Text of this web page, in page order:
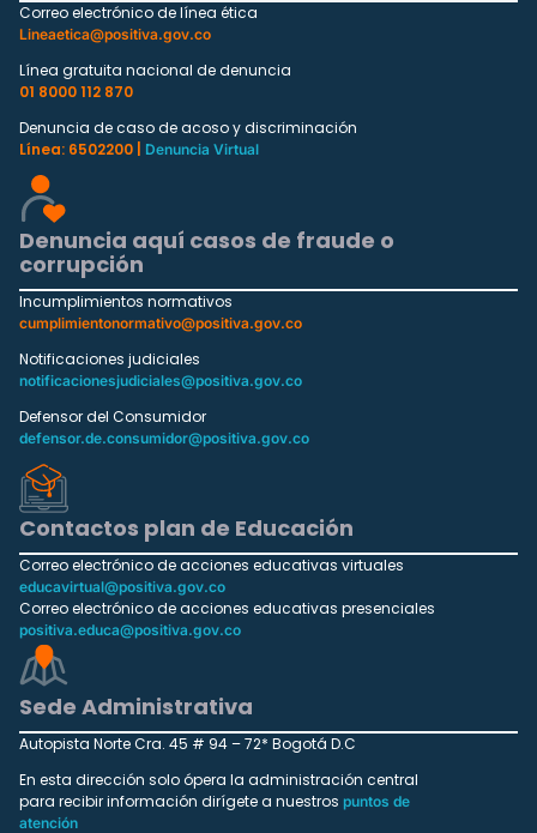
Correo electrónico de línea ética
Lineaetica@positiva.gov.co
Línea gratuita nacional de denuncia
01 8000 112 870
Denuncia de caso de acoso y discriminación
Línea: 6502200 |
Denuncia Virtual
Denuncia aquí casos de fraude o
corrupción
Incumplimientos normativos
cumplimientonormativo@positiva.gov.co
Notificaciones judiciales
notificacionesjudiciales@positiva.gov.co
Defensor del Consumidor
defensor.de.consumidor@positiva.gov.co
Contactos plan de Educación
Correo electrónico de acciones educativas virtuales
educavirtual@positiva.gov.co
Correo electrónico de acciones educativas presenciales
positiva.educa@positiva.gov.co
Sede Administrativa
Autopista Norte Cra. 45 # 94 – 72* Bogotá D.C
En esta dirección solo ópera la administración central
para recibir información dirígete a nuestros puntos de
atención